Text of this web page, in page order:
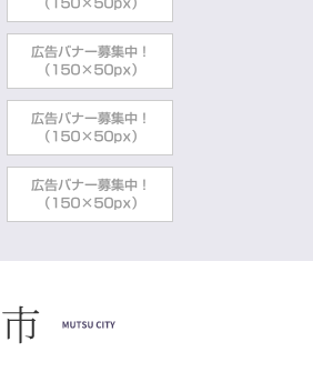
方へ（ハローワークイン
スのご利用について）
商工観光部商工労政課
企業誘致
針について
商工観光部商工労政課
商工業・起業・金融支援
しごと